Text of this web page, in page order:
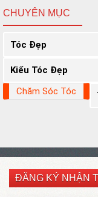
CHUYÊN MỤC
Tóc Đẹp
Kiểu Tóc Đẹp
Chăm Sóc Tóc
ĐĂNG KÝ NHẬN